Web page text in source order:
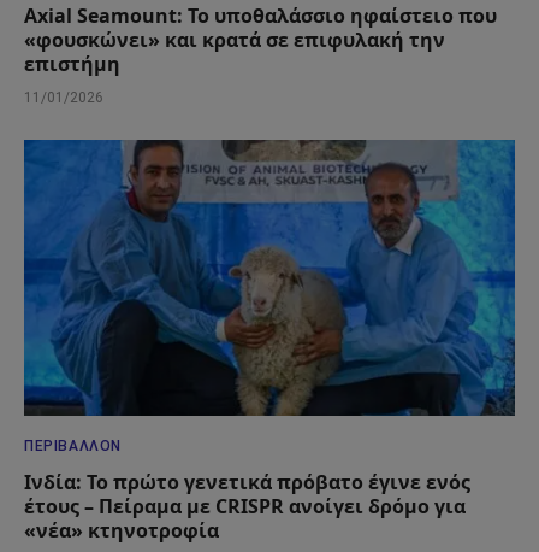
Axial Seamount: Το υποθαλάσσιο ηφαίστειο που
«φουσκώνει» και κρατά σε επιφυλακή την
επιστήμη
11/01/2026
ΠΕΡΙΒΆΛΛΟΝ
Ινδία: Το πρώτο γενετικά πρόβατο έγινε ενός
έτους – Πείραμα με CRISPR ανοίγει δρόμο για
«νέα» κτηνοτροφία